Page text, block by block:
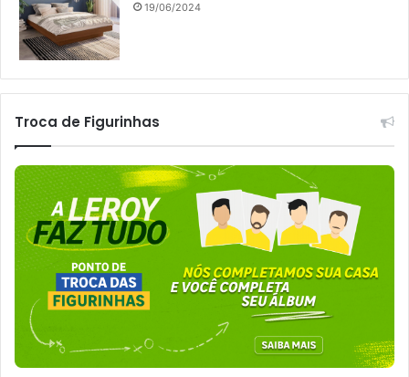
19/06/2024
Troca de Figurinhas